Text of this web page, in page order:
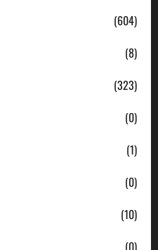
(604)
(8)
(323)
(0)
(1)
(0)
(10)
(0)